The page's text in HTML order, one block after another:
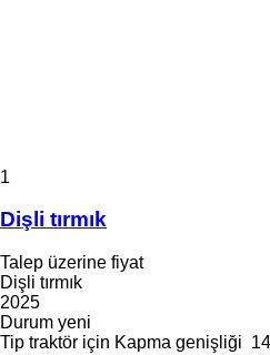
1
Dişli tırmık
Talep üzerine fiyat
Dişli tırmık
2025
Durum yeni
Tip traktör için Kapma genişliği